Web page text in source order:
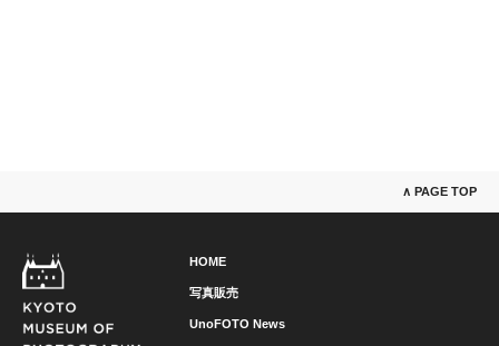
∧ PAGE TOP
HOME
写真販売
UnoFOTO News